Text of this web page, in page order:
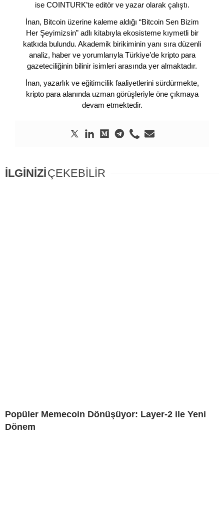
ise COINTURK’te editör ve yazar olarak çalıştı.
İnan, Bitcoin üzerine kaleme aldığı “Bitcoin Sen Bizim
Her Şeyimizsin” adlı kitabıyla ekosisteme kıymetli bir
katkıda bulundu. Akademik birikiminin yanı sıra düzenli
analiz, haber ve yorumlarıyla Türkiye’de kripto para
gazeteciliğinin bilinir isimleri arasında yer almaktadır.
İnan, yazarlık ve eğitimcilik faaliyetlerini sürdürmekte,
kripto para alanında uzman görüşleriyle öne çıkmaya
devam etmektedir.
İLGİNİZİÇEKEBİLİR
Popüler Memecoin Dönüşüyor: Layer-2 ile Yeni
Dönem